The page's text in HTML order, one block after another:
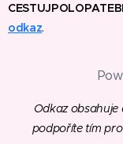
odkaz.
Odkaz obsahuje
podpoříte tím